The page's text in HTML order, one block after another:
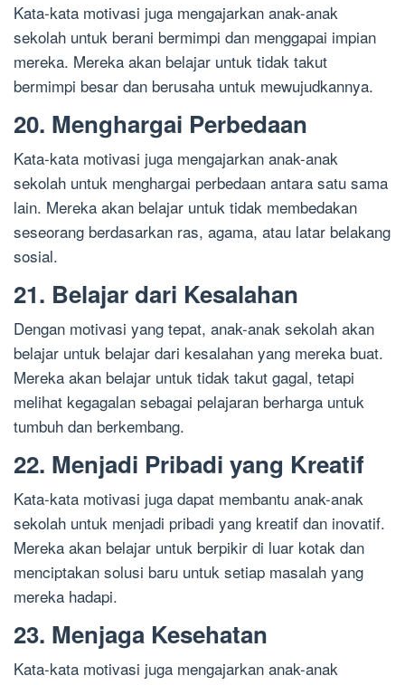
Kata-kata motivasi juga mengajarkan anak-anak
sekolah untuk berani bermimpi dan menggapai impian
mereka. Mereka akan belajar untuk tidak takut
bermimpi besar dan berusaha untuk mewujudkannya.
20. Menghargai Perbedaan
Kata-kata motivasi juga mengajarkan anak-anak
sekolah untuk menghargai perbedaan antara satu sama
lain. Mereka akan belajar untuk tidak membedakan
seseorang berdasarkan ras, agama, atau latar belakang
sosial.
21. Belajar dari Kesalahan
Dengan motivasi yang tepat, anak-anak sekolah akan
belajar untuk belajar dari kesalahan yang mereka buat.
Mereka akan belajar untuk tidak takut gagal, tetapi
melihat kegagalan sebagai pelajaran berharga untuk
tumbuh dan berkembang.
22. Menjadi Pribadi yang Kreatif
Kata-kata motivasi juga dapat membantu anak-anak
sekolah untuk menjadi pribadi yang kreatif dan inovatif.
Mereka akan belajar untuk berpikir di luar kotak dan
menciptakan solusi baru untuk setiap masalah yang
mereka hadapi.
23. Menjaga Kesehatan
Kata-kata motivasi juga mengajarkan anak-anak